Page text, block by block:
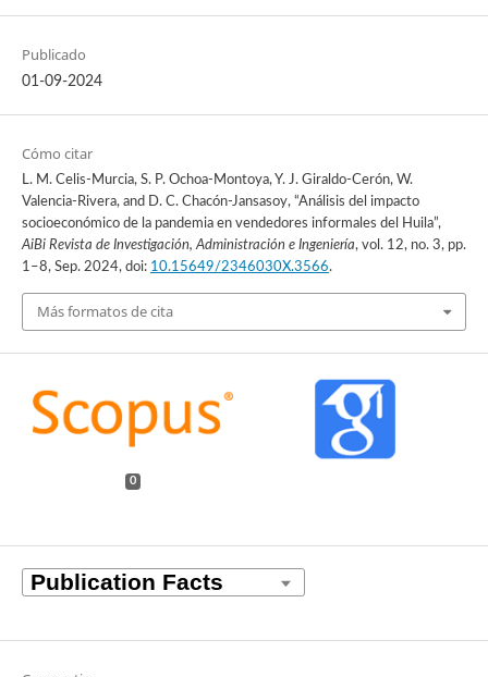
Publicado
01-09-2024
Cómo citar
L. M. Celis-Murcia, S. P. Ochoa-Montoya, Y. J. Giraldo-Cerón, W.
Valencia-Rivera, and D. C. Chacón-Jansasoy, “Análisis del impacto
socioeconómico de la pandemia en vendedores informales del Huila”,
AiBi Revista de Investigación, Administración e Ingeniería, vol. 12, no. 3, pp.
1–8, Sep. 2024, doi: 10.15649/2346030X.3566.
Más formatos de cita
0